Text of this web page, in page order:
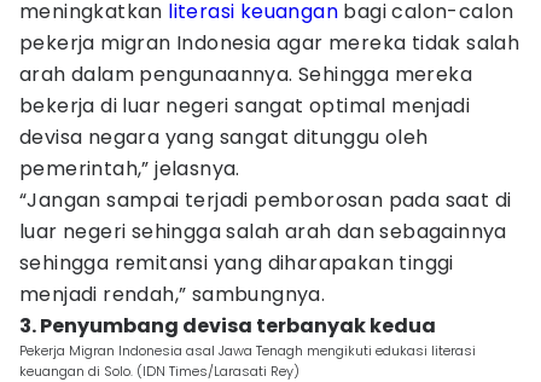
meningkatkan literasi keuangan bagi calon-calon
pekerja migran Indonesia agar mereka tidak salah
arah dalam pengunaannya. Sehingga mereka
bekerja di luar negeri sangat optimal menjadi
devisa negara yang sangat ditunggu oleh
pemerintah,” jelasnya.
“Jangan sampai terjadi pemborosan pada saat di
luar negeri sehingga salah arah dan sebagainnya
sehingga remitansi yang diharapakan tinggi
menjadi rendah,” sambungnya.
3. Penyumbang devisa terbanyak kedua
Pekerja Migran Indonesia asal Jawa Tenagh mengikuti edukasi literasi
keuangan di Solo. (IDN Times/Larasati Rey)